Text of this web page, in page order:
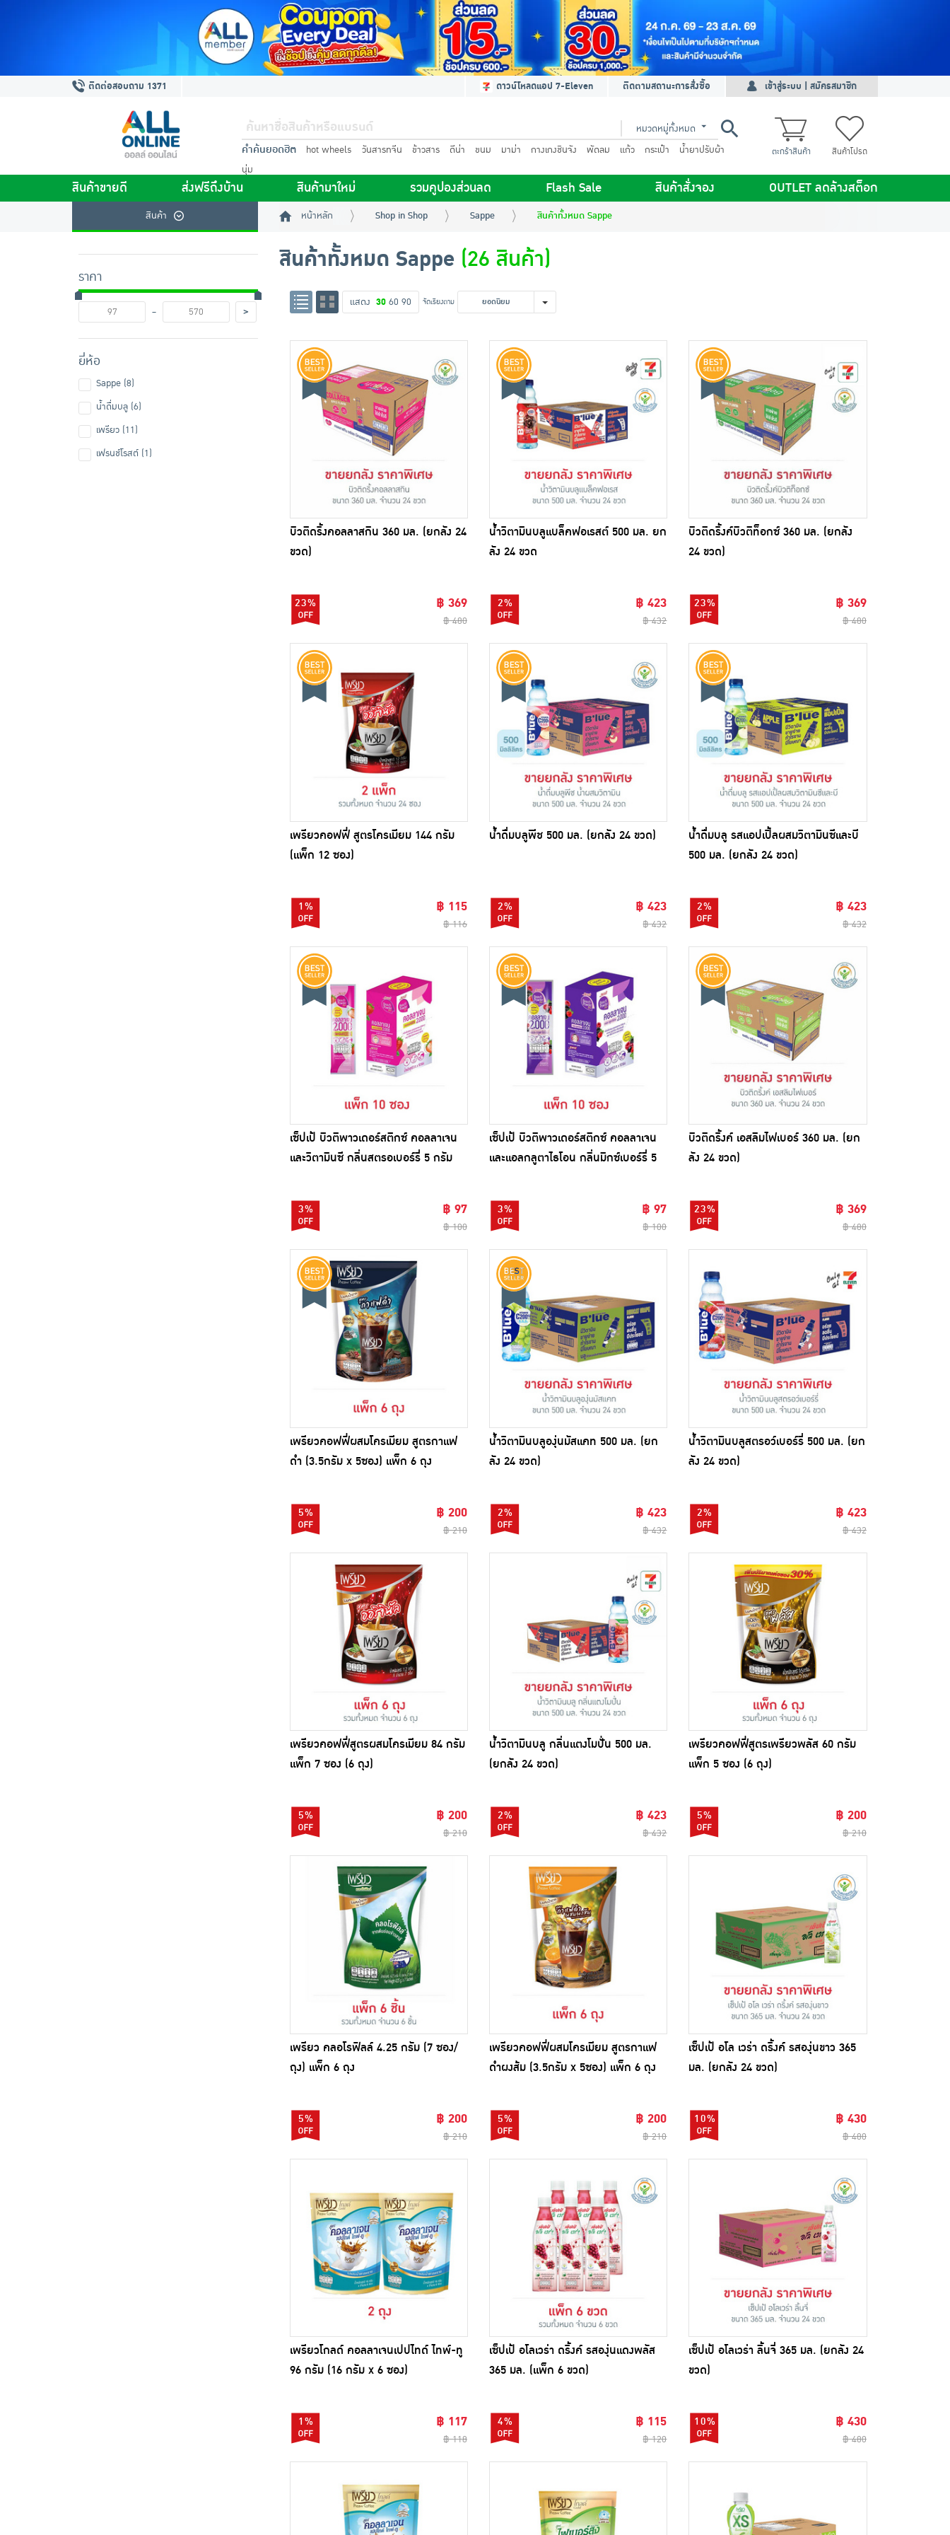
ติดต่อสอบถาม 1371 ดาวน์โหลดแอป 7-Eleven ติดตามสถานะการสั่งซื้อ เข้าสู่ระบบ | สมัครสมาชิก
หมวดหมู่ทั้งหมด
คำค้นยอดฮิต hot wheels วันสารทจีน ข้าวสาร ดีน่า ขนม มาม่า กางเกงชินจัง พัดลม แก้ว กระเป๋า
น้ำยาปรับผ้า
นุ่ม
ตะกร้าสินค้า สินค้าโปรด
สินค้าขายดี ส่งฟรีถึงบ้าน สินค้ามาใหม่ รวมคูปองส่วนลด Flash Sale สินค้าสั่งจอง OUTLET ลดล้างสต็อก
สินค้า หน้าหลัก Shop in Shop Sappe สินค้าทั้งหมด Sappe
ราคา
-
>
ยี่ห้อ
Sappe (8)
น้ำดื่มบลู (6)
เพรียว (11)
เฟรนช์โรสต์ (1)
สินค้าทั้งหมด Sappe (26 สินค้า)
แสดง 30 60 90 จัดเรียงตาม ยอดนิยม
บิวติดริ้งคอลลาสกิน 360 มล. (ยกลัง 24
ขวด)
23% ฿ 369
฿ 480
น้ำวิตามินบลูแบล็คฟอเรสต์ 500 มล. ยก
ลัง 24 ขวด
2% ฿ 423
฿ 432
บิวติดริ้งค์บิวติท็อกซ์ 360 มล. (ยกลัง
24 ขวด)
23% ฿ 369
฿ 480
เพรียวคอฟฟี่ สูตรโครเมียม 144 กรัม
(แพ็ก 12 ซอง)
1% ฿ 115
฿ 116
น้ำดื่มบลูพีช 500 มล. (ยกลัง 24 ขวด)
2% ฿ 423
฿ 432
น้ำดื่มบลู รสแอปเปิ้ลผสมวิตามินซีและบี
500 มล. (ยกลัง 24 ขวด)
2% ฿ 423
฿ 432
เซ็ปเป้ บิวติพาวเดอร์สติกซ์ คอลลาเจน
และวิตามินซี กลิ่นสตรอเบอร์รี่ 5 กรัม
3% ฿ 97
฿ 100
เซ็ปเป้ บิวติพาวเดอร์สติกซ์ คอลลาเจน
และแอลกลูตาไธโอน กลิ่นมิกซ์เบอร์รี่ 5
3% ฿ 97
฿ 100
บิวติดริ้งค์ เอสลิมไฟเบอร์ 360 มล. (ยก
ลัง 24 ขวด)
23% ฿ 369
฿ 480
เพรียวคอฟฟี่ผสมโครเมียม สูตรกาแฟ
ดำ (3.5กรัม x 5ซอง) แพ็ก 6 ถุง
5% ฿ 200
฿ 210
น้ำวิตามินบลูองุ่นมัสแคท 500 มล. (ยก
ลัง 24 ขวด)
2% ฿ 423
฿ 432
น้ำวิตามินบลูสตรอว์เบอร์รี่ 500 มล. (ยก
ลัง 24 ขวด)
2% ฿ 423
฿ 432
เพรียวคอฟฟี่สูตรผสมโครเมียม 84 กรัม
แพ็ก 7 ซอง (6 ถุง)
5% ฿ 200
฿ 210
น้ำวิตามินบลู กลิ่นแตงโมปั่น 500 มล.
(ยกลัง 24 ขวด)
2% ฿ 423
฿ 432
เพรียวคอฟฟี่สูตรเพรียวพลัส 60 กรัม
แพ็ก 5 ซอง (6 ถุง)
5% ฿ 200
฿ 210
เพรียว คลอโรฟิลล์ 4.25 กรัม (7 ซอง/
ถุง) แพ็ก 6 ถุง
5% ฿ 200
฿ 210
เพรียวคอฟฟี่ผสมโครเมียม สูตรกาแฟ
ดำผงส้ม (3.5กรัม x 5ซอง) แพ็ก 6 ถุง
5% ฿ 200
฿ 210
เซ็ปเป้ อโล เวร่า ดริ้งค์ รสองุ่นขาว 365
มล. (ยกลัง 24 ขวด)
10% ฿ 430
฿ 480
เพรียวโกลด์ คอลลาเจนเปปไทด์ ไทพ์-ทู
96 กรัม (16 กรัม x 6 ซอง)
1% ฿ 117
฿ 118
เซ็ปเป้ อโลเวร่า ดริ้งค์ รสองุ่นแดงพลัส
365 มล. (แพ็ก 6 ขวด)
4% ฿ 115
฿ 120
เซ็ปเป้ อโลเวร่า ลิ้นจี่ 365 มล. (ยกลัง 24
ขวด)
10% ฿ 430
฿ 480